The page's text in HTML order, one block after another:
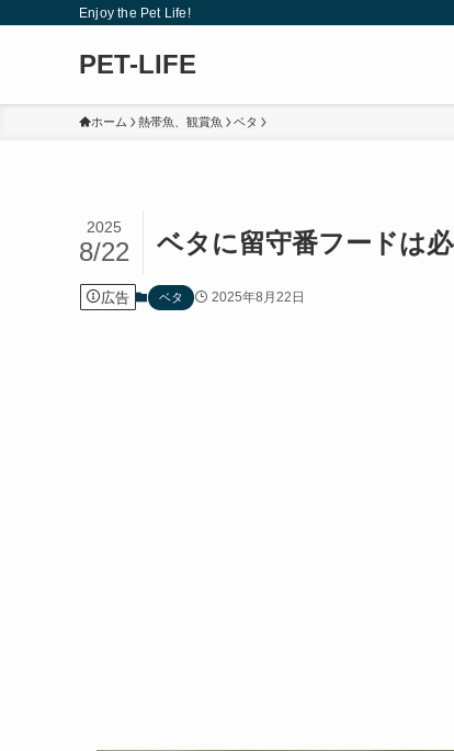
Enjoy the Pet Life!
PET-LIFE
ホーム 熱帯魚、観賞魚 ベタ
ベタに留守番フードは
2025
8/22
広告 ベタ 2025年8月22日